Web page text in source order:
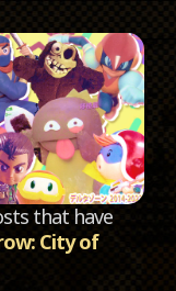
that have
City of